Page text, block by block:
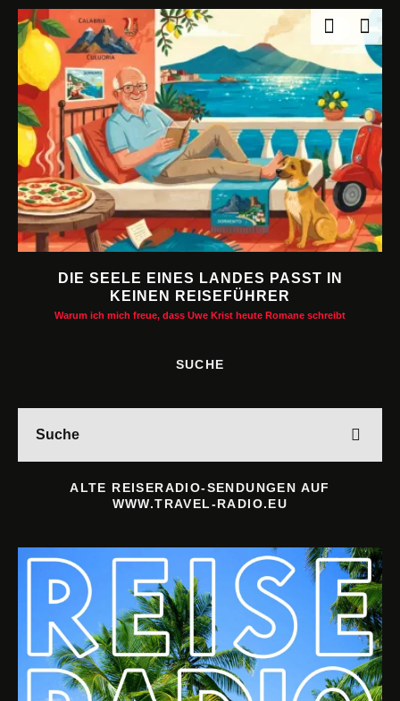
DIE SEELE EINES LANDES PASST IN
KEINEN REISEFÜHRER
Warum ich mich freue, dass Uwe Krist heute Romane schreibt
SUCHE
ALTE REISERADIO-SENDUNGEN AUF
WWW.TRAVEL-RADIO.EU